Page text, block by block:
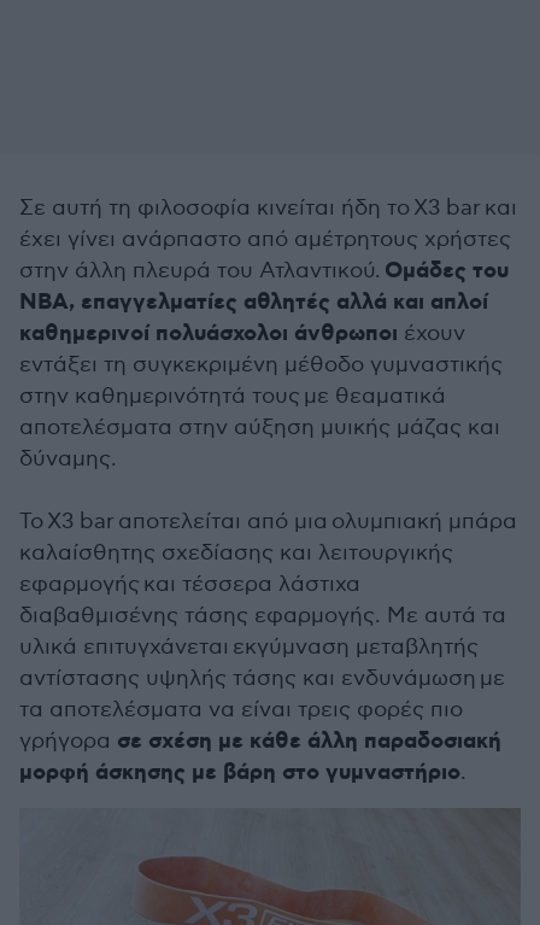
Σε αυτή τη φιλοσοφία κινείται ήδη το X3 bar και
έχει γίνει ανάρπαστο από αμέτρητους χρήστες
στην άλλη πλευρά του Ατλαντικού. Ομάδες του
ΝΒΑ, επαγγελματίες αθλητές αλλά και απλοί
καθημερινοί πολυάσχολοι άνθρωποι έχουν
εντάξει τη συγκεκριμένη μέθοδο γυμναστικής
στην καθημερινότητά τους με θεαματικά
αποτελέσματα στην αύξηση μυικής μάζας και
δύναμης.
Το X3 bar αποτελείται από μια ολυμπιακή μπάρα
καλαίσθητης σχεδίασης και λειτουργικής
εφαρμογής και τέσσερα λάστιχα
διαβαθμισένης τάσης εφαρμογής. Με αυτά τα
υλικά επιτυγχάνεται εκγύμναση μεταβλητής
αντίστασης υψηλής τάσης και ενδυνάμωση με
τα αποτελέσματα να είναι τρεις φορές πιο
γρήγορα σε σχέση με κάθε άλλη παραδοσιακή
μορφή άσκησης με βάρη στο γυμναστήριο.